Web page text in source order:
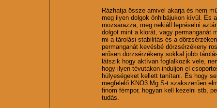
Rázhatja össze amivel akarja és nem
meg ilyen dolgok önhibájukon kívül. És
mozsarazza, meg nekiáll lepréselni
dolgot mint a klorát, vagy permanganát
mi a tárolási stabilitás és a
permanganát kevésbé dörzsérzékeny
erősen dörzsérzékeny sokkal jobb
látszik hogy aktívan foglalkozik vele,
hogy ilyen tévutakon induljon el
hülyeségeket kellett tanítani. És hogy
megfelelő KNO3 Mg S-t szakszerűen
finom fémpor, hogyan kell kezelni stb,
tudás.